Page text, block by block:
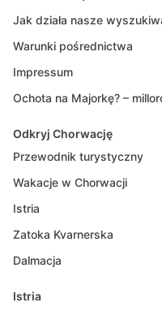
Jak działa nasze
Warunki pośrednictwa
Impressum
Ochota na Majorkę? –
Odkryj Chorwację
Przewodnik turystyczny
Wakacje w Chorwacji
Istria
Zatoka Kvarnerska
Dalmacja
Istria